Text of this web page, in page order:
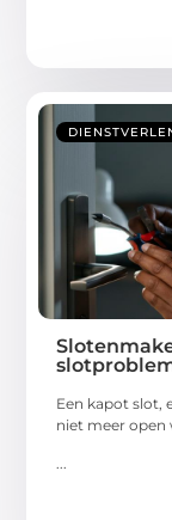
Een kapot slot,
niet meer open
...